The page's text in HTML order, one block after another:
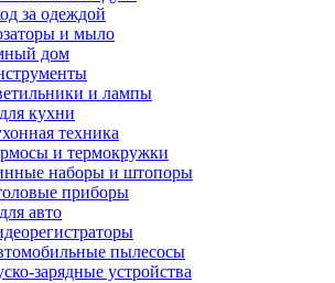
за одеждой
и мыло
дом
и лампы
кухни
техника
и термокружки
наборы и штопоры
приборы
авто
пылесосы
зарядные устройства